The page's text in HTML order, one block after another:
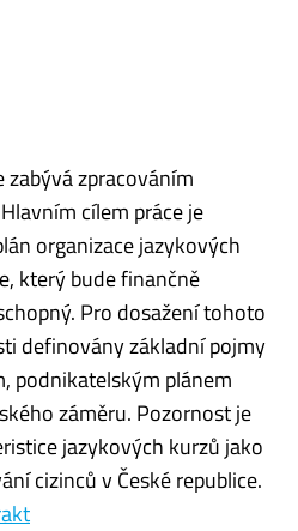
zabývá zpracováním
cílem práce je
organizace jazykových
který bude finančně
Pro dosažení tohoto
definovány základní pojmy
podnikatelským plánem
záměru. Pozornost je
jazykových kurzů jako
cizinců v České republice.